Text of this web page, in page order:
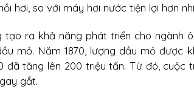
hơi, so với máy hơi nước tiện lợi hơn
ra khả năng phát triển cho ngành
mỏ. Năm 1870, lượng dầu mỏ được
đã tăng lên 200 triệu tấn. Từ đó, cuộc
gắt.